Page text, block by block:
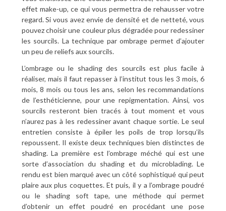
effet make-up, ce qui vous permettra de rehausser votre
regard. Si vous avez envie de densité et de netteté, vous
pouvez choisir une couleur plus dégradée pour redessiner
les sourcils. La technique par ombrage permet d’ajouter
un peu de reliefs aux sourcils.
L’ombrage ou le shading des sourcils est plus facile à
réaliser, mais il faut repasser à l’institut tous les 3 mois, 6
mois, 8 mois ou tous les ans, selon les recommandations
de l’esthéticienne, pour une repigmentation. Ainsi, vos
sourcils resteront bien tracés à tout moment et vous
n’aurez pas à les redessiner avant chaque sortie. Le seul
entretien consiste à épiler les poils de trop lorsqu’ils
repoussent. Il existe deux techniques bien distinctes de
shading. La première est l’ombrage méché qui est une
sorte d’association du shading et du microblading. Le
rendu est bien marqué avec un côté sophistiqué qui peut
plaire aux plus coquettes. Et puis, il y a l’ombrage poudré
ou le shading soft tape, une méthode qui permet
d’obtenir un effet poudré en procédant une pose